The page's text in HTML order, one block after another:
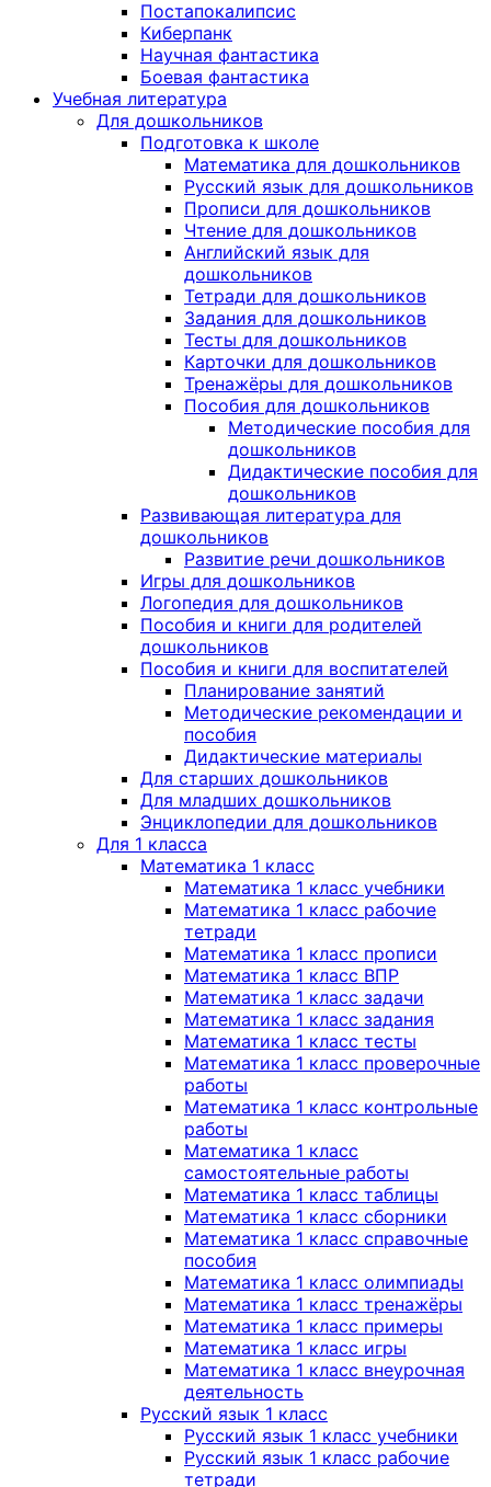
Постапокалипсис
Киберпанк
Научная фантастика
Боевая фантастика
Учебная литература
Для дошкольников
Подготовка к школе
Математика для дошкольников
Русский язык для дошкольников
Прописи для дошкольников
Чтение для дошкольников
Английский язык для
дошкольников
Тетради для дошкольников
Задания для дошкольников
Тесты для дошкольников
Карточки для дошкольников
Тренажёры для дошкольников
Пособия для дошкольников
Методические пособия для
дошкольников
Дидактические пособия для
дошкольников
Развивающая литература для
дошкольников
Развитие речи дошкольников
Игры для дошкольников
Логопедия для дошкольников
Пособия и книги для родителей
дошкольников
Пособия и книги для воспитателей
Планирование занятий
Методические рекомендации и
пособия
Дидактические материалы
Для старших дошкольников
Для младших дошкольников
Энциклопедии для дошкольников
Для 1 класса
Математика 1 класс
Математика 1 класс учебники
Математика 1 класс рабочие
тетради
Математика 1 класс прописи
Математика 1 класс ВПР
Математика 1 класс задачи
Математика 1 класс задания
Математика 1 класс тесты
Математика 1 класс проверочные
работы
Математика 1 класс контрольные
работы
Математика 1 класс
самостоятельные работы
Математика 1 класс таблицы
Математика 1 класс сборники
Математика 1 класс справочные
пособия
Математика 1 класс олимпиады
Математика 1 класс тренажёры
Математика 1 класс примеры
Математика 1 класс игры
Математика 1 класс внеурочная
деятельность
Русский язык 1 класс
Русский язык 1 класс учебники
Русский язык 1 класс рабочие
тетради